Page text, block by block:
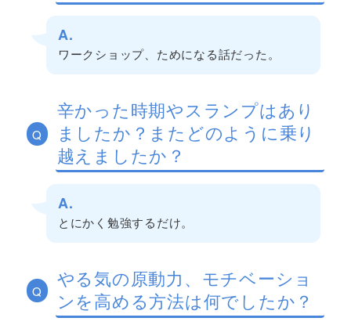
A.
ワークショップ、ためになる話だった。
Q
辛かった時期やスランプはあり
ましたか？またどのように乗り
越えましたか？
A.
とにかく勉強するだけ。
Q
やる気の原動力、モチベーショ
ンを高める方法は何でしたか？